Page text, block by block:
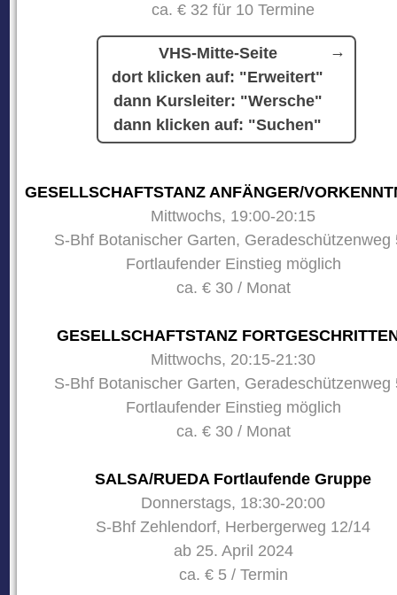
ca. € 32 für 10 Termine
VHS-Mitte-Seite
dort klicken auf: "Erweitert"
dann Kursleiter: "Wersche"
dann klicken auf: "Suchen"
GESELLSCHAFTSTANZ ANFÄNGER/
Mittwochs, 19:00-20:15
S-Bhf Botanischer Garten, Geradeschützenweg
Fortlaufender Einstieg möglich
ca. € 30 / Monat
GESELLSCHAFTSTANZ
Mittwochs, 20:15-21:30
S-Bhf Botanischer Garten, Geradeschützenweg
Fortlaufender Einstieg möglich
ca. € 30 / Monat
SALSA/RUEDA Fortlaufende Gruppe
Donnerstags, 18:30-20:00
S-Bhf Zehlendorf, Herbergerweg 12/14
ab 25. April 2024
ca. € 5 / Termin